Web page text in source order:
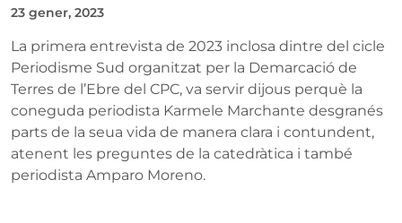
23 gener, 2023
La primera entrevista de 2023 inclosa dintre del cicle
Periodisme Sud organitzat per la Demarcació de
Terres de l’Ebre del CPC, va servir dijous perquè la
coneguda periodista Karmele Marchante desgranés
parts de la seua vida de manera clara i contundent,
atenent les preguntes de la catedràtica i també
periodista Amparo Moreno.